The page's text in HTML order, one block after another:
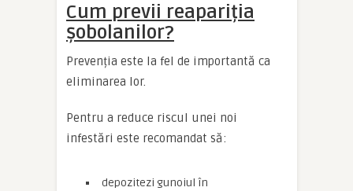
Cum previi reapariția
șobolanilor?
Prevenția este la fel de importantă ca
eliminarea lor.
Pentru a reduce riscul unei noi
infestări este recomandat să:
depozitezi gunoiul în